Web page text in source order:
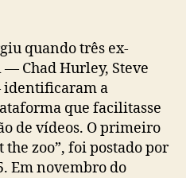
quando três ex-
Chad Hurley, Steve
identificaram a
que facilitasse
de vídeos. O primeiro
zoo”, foi postado por
Em novembro do